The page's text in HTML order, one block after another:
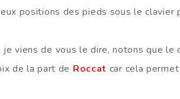
positions des pieds sous le clavier
je viens de vous le dire, notons que le
de la part de Roccat car cela